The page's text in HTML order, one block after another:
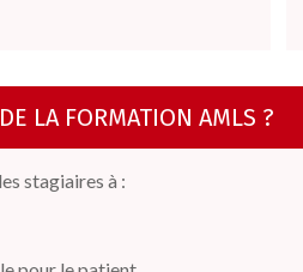
LA FORMATION AMLS ?
stagiaires à :